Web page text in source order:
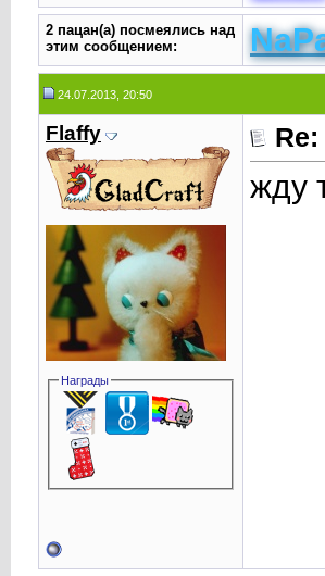
2 пацан(а) посмеялись над
этим сообщением:
24.07.2013, 20:50
Flaffy
Награды
жду